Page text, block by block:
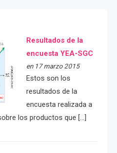
Resultados de la
encuesta YEA-SGC
en 17 marzo 2015
Estos son los
resultados de la
encuesta realizada a
los productos que […]